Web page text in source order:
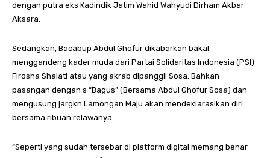
dengan putra eks Kadindik Jatim Wahid Wahyudi Dirham Akbar
Aksara.
Sedangkan, Bacabup Abdul Ghofur dikabarkan bakal
menggandeng kader muda dari Partai Solidaritas Indonesia (PSI)
Firosha Shalati atau yang akrab dipanggil Sosa. Bahkan
pasangan dengan s “Bagus” (Bersama Abdul Ghofur Sosa) dan
mengusung jargkn Lamongan Maju akan mendeklarasikan diri
bersama ribuan relawanya.
“Seperti yang sudah tersebar di platform digital memang benar